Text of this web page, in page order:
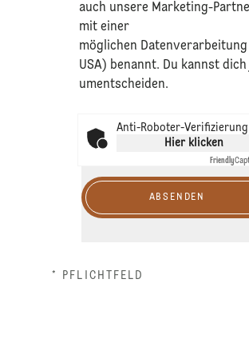
auch unsere Marketing-
mit einer
möglichen Datenverarbeitung
USA) benannt. Du kannst
umentscheiden.
Anti-Roboter-Verifizierung
Hier klicken
Friendly
ABSENDEN
* PFLICHTFELD